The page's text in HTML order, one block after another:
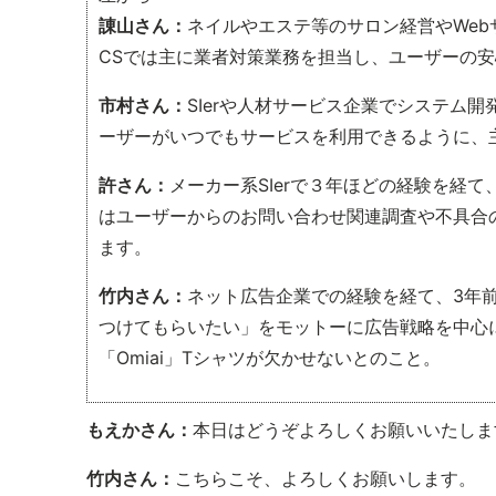
諌山さん： ネイルやエステ等のサロン経営や
CSでは主に業者対策業務を担当し、ユーザーの
市村さん： SIerや人材サービス企業でシステム
ーザーがいつでもサービスを利用できるように
許さん： メーカー系SIerで３年ほどの経験を経
はユーザーからのお問い合わせ関連調査や不具
ます。
竹内さん： ネット広告企業での経験を経て、3年
つけてもらいたい」をモットーに広告戦略を中
「Omiai」Tシャツが欠かせないとのこと。
もえかさん： 本日はどうぞよろしくお願いいたし
竹内さん： こちらこそ、よろしくお願いします。